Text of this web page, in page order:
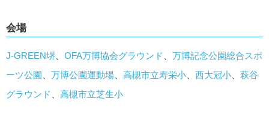
会場
J-GREEN堺 OFA万博協会グラウンド
万博記念公園総合スポ
ーツ公園
万博公園運動場 高槻市立寿栄小 西大冠小
萩谷
グラウンド
高槻市立芝生小